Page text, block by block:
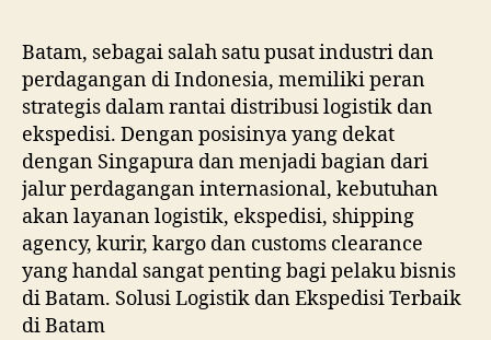
Bed
Batam
Batam, sebagai salah satu pusat industri dan
perdagangan di Indonesia, memiliki peran
strategis dalam rantai distribusi logistik dan
ekspedisi. Dengan posisinya yang dekat
dengan Singapura dan menjadi bagian dari
jalur perdagangan internasional, kebutuhan
akan layanan logistik, ekspedisi, shipping
agency, kurir, kargo dan customs clearance
yang handal sangat penting bagi pelaku bisnis
di Batam. Solusi Logistik dan Ekspedisi Terbaik
di Batam